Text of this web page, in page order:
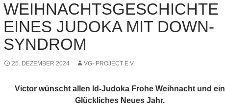
WEIHNACHTSGESCHICHTE
EINES JUDOKA MIT DOWN-
SYNDROM
25. DEZEMBER 2024 VG- PROJECT E.V.
Victor wünscht allen Id-Judoka Frohe Weihnacht und ein
Glückliches Neues Jahr.